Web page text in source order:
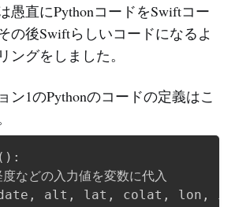
愚直にPythonコードをSwiftコー
の後Swiftらしいコードになるよ
ングをしました。
ン1のPythonのコードの定義はこ
( ) :
などの入力値を変数に代入
, alt , lat , colat , lon ,